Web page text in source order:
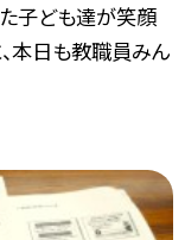
子ども達が笑顔
本日も教職員みん